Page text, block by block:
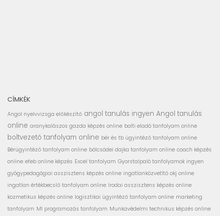
CÍMKÉK
Angol nyelvvizsga előkészítő angol tanulás ingyen Angol tanulás
online aranykalászos gazda képzés online bolti eladó tanfolyam online
boltvezető tanfolyam online bér és tb ügyintéző tanfolyam online
Bérügyintéző tanfolyam online bölcsödei dajka tanfolyam online coach képzés
online efeb online képzés Excel tanfolyam Gyorstalpaló tanfolyamok ingyen
gyógypedagógiai asszisztens képzés online ingatlanközvetítő okj online
ingatlan értékbecslő tanfolyam online Irodai asszisztens képzés online
kozmetikus képzés online logisztikai ügyintéző tanfolyam online marketing
tanfolyam MI programozás tanfolyam Munkavédelmi technikus képzés online